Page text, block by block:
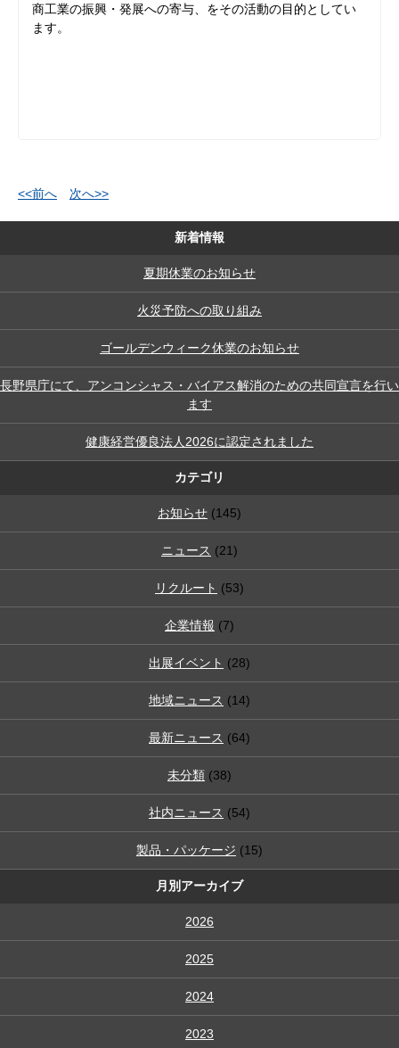
商工業の振興・発展への寄与、をその活動の目的としてい
ます。
<<前へ 次へ>>
新着情報
夏期休業のお知らせ
火災予防への取り組み
ゴールデンウィーク休業のお知らせ
長野県庁にて、アンコンシャス・バイアス解消のための共同宣言を行い
ます
健康経営優良法人2026に認定されました
カテゴリ
お知らせ (145)
ニュース (21)
リクルート (53)
企業情報 (7)
出展イベント (28)
地域ニュース (14)
最新ニュース (64)
未分類 (38)
社内ニュース (54)
製品・パッケージ (15)
月別アーカイブ
2026
2025
2024
2023